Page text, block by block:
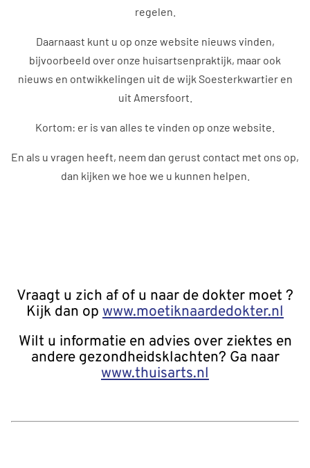
regelen.
Daarnaast kunt u op onze website nieuws vinden,
bijvoorbeeld over onze huisartsenpraktijk, maar ook
nieuws en ontwikkelingen uit de wijk Soesterkwartier en
uit Amersfoort.
Kortom: er is van alles te vinden op onze website.
En als u vragen heeft, neem dan gerust contact met ons op,
dan kijken we hoe we u kunnen helpen.
Vraagt u zich af of u naar de dokter moet ?
Kijk dan op www.moetiknaardedokter.nl
Wilt u informatie en advies over ziektes en
andere gezondheidsklachten? Ga naar
www.thuisarts.nl